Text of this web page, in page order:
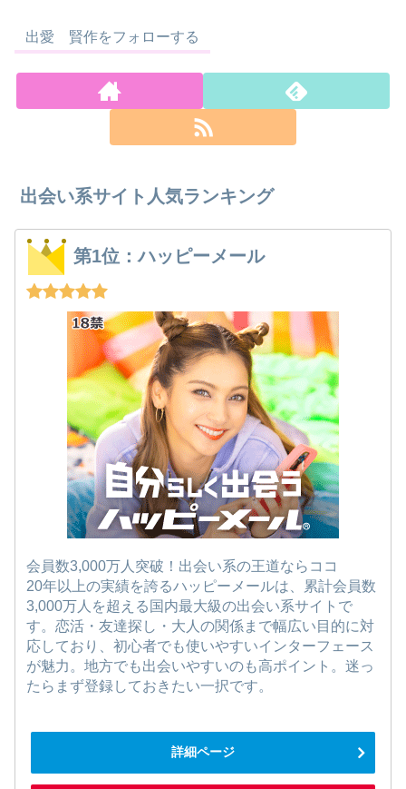
出愛 賢作をフォローする
出会い系サイト人気ランキング
第1位：ハッピーメール
会員数3,000万人突破！出会い系の王道ならココ
20年以上の実績を誇るハッピーメールは、累計会員数
3,000万人を超える国内最大級の出会い系サイトで
す。恋活・友達探し・大人の関係まで幅広い目的に対
応しており、初心者でも使いやすいインターフェース
が魅力。地方でも出会いやすいのも高ポイント。迷っ
たらまず登録しておきたい一択です。
詳細ページ